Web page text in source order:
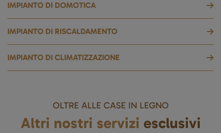
IMPIANTO DI DOMOTICA
IMPIANTO DI RISCALDAMENTO
IMPIANTO DI CLIMATIZZAZIONE
OLTRE ALLE CASE IN LEGNO
Altri nostri servizi esclusivi